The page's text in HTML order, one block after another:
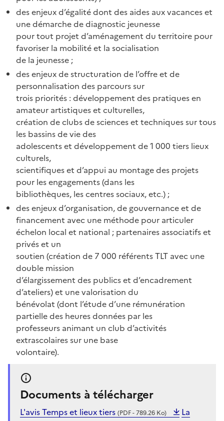
des enjeux d’égalité dont des aides aux vacances et
une démarche de diagnostic jeunesse
pour tout projet d’aménagement du territoire pour
favoriser la mobilité et la socialisation
de la jeunesse ;
des enjeux de structuration de l’offre et de
personnalisation des parcours sur
trois priorités : développement des pratiques en
amateur artistiques et culturelles,
création de clubs de sciences et techniques sur tous
les bassins de vie des
adolescents et développement de 1 000 tiers lieux
culturels,
scientifiques et d’appui au montage des projets
pour les engagements (dans les
bibliothèques, les centres sociaux, etc.) ;
des enjeux d’organisation, de gouvernance et de
financement avec une méthode pour articuler
échelon local et national ; partenaires associatifs et
privés et un
soutien (création de 7 000 référents TLT avec une
double mission
d’élargissement des publics et d’encadrement
d’ateliers) et une valorisation du
bénévolat (dont l’étude d’une rémunération
partielle des heures données par les
professeurs animant un club d’activités
extrascolaires sur une base
volontaire).
Documents à télécharger
L'avis Temps et lieux tiers (PDF - 789.26 Ko)
La